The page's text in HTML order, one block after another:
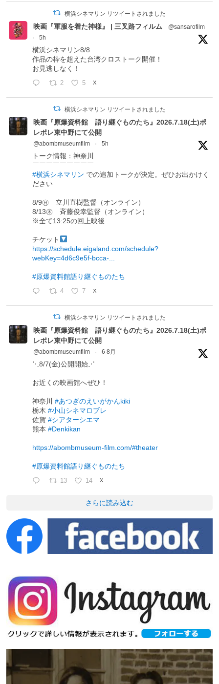
横浜シネマリン リツイートされました
映画『軍服を着た神様』 | 三叉路フィルム
@sansarofilm
·
5h
横浜シネマリン8/8
作品の枠を超えた台湾クロストーク開催！
お見逃しなく！
2 5 X
横浜シネマリン リツイートされました
映画『原爆資料館 語り継ぐものたち』2026.7.18(土)ポ
レポレ東中野にて公開
@abombmuseumfilm · 5h
トーク情報：神奈川
￣￣￣￣￣￣￣￣￣
#横浜シネマリン での追加トークが決定。ぜひお出かけく
ださい
8/9㊐ 立川直樹監督（オンライン）
8/13㊍ 斉藤俊幸監督（オンライン）
※全て13:25の回上映後
チケット
https://schedule.eigaland.com/schedule?
webKey=4d6c9e5f-bcca-...
#原爆資料館語り継ぐものたち
4 7 X
横浜シネマリン リツイートされました
映画『原爆資料館 語り継ぐものたち』2026.7.18(土)ポ
レポレ東中野にて公開
@abombmuseumfilm · 6 8月
⋱8/7(金)公開開始⋰
お近くの映画館へぜひ！
神奈川#あつぎのえいがかんkiki
栃木#小山シネマロブレ
佐賀#シアターシエマ
熊本#Denkikan
https://abombmuseum-film.com/#theater
#原爆資料館語り継ぐものたち
13 14 X
さらに読み込む